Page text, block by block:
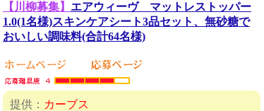
【川柳募集】 エアウィーヴ マットレストッパー
1.0(1名様)スキンケアシート3品セット、無砂糖で
おいしい調味料(合計64名様)
提供： カーブス